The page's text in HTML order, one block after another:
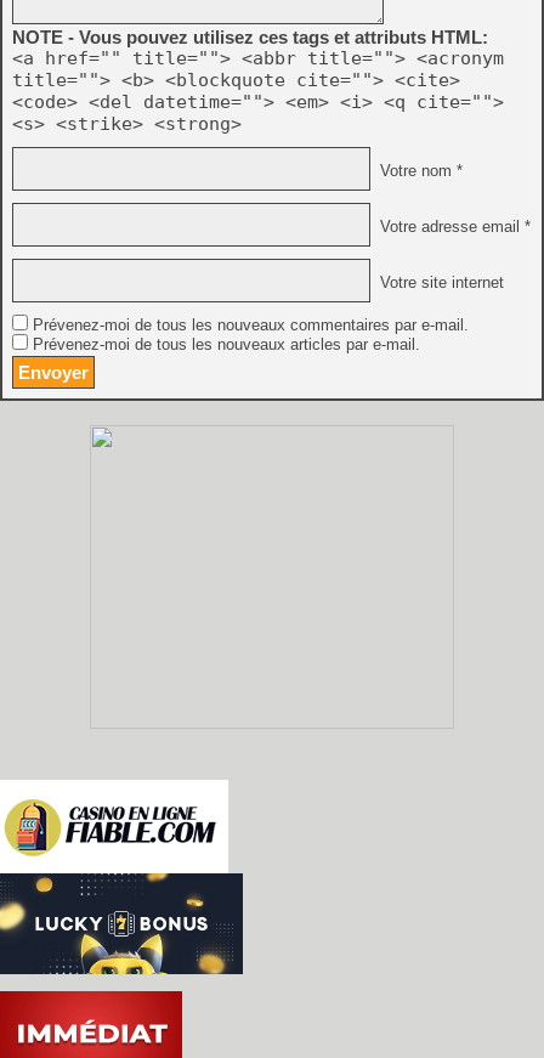
NOTE - Vous pouvez utilisez ces tags et attributs HTML:
<a href="" title=""> <abbr title=""> <acronym
title=""> <b> <blockquote cite=""> <cite>
<code> <del datetime=""> <em> <i> <q cite="">
<s> <strike> <strong>
Votre nom *
Votre adresse email *
Votre site internet
Prévenez-moi de tous les nouveaux commentaires par e-mail.
Prévenez-moi de tous les nouveaux articles par e-mail.